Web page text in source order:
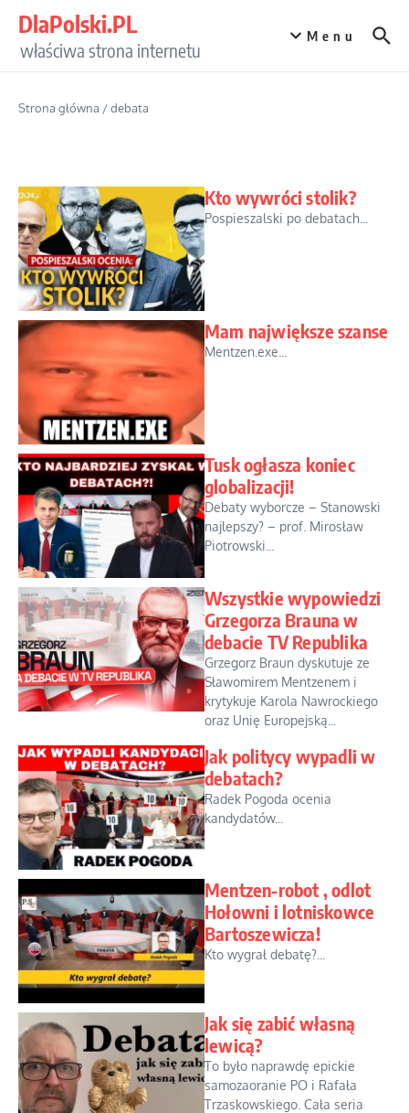
DlaPolski.PL
właściwa strona internetu
Menu
Strona główna /debata
Kto wywróci stolik?
Pospieszalski po debatach...
Mam największe szanse
Mentzen.exe...
Tusk ogłasza koniec
globalizacji!
Debaty wyborcze – Stanowski
najlepszy? – prof. Mirosław
Piotrowski...
Wszystkie wypowiedzi
Grzegorza Brauna w
debacie TV Republika
Grzegorz Braun dyskutuje ze
Sławomirem Mentzenem i
krytykuje Karola Nawrockiego
oraz Unię Europejską...
Jak politycy wypadli w
debatach?
Radek Pogoda ocenia
kandydatów...
Mentzen-robot , odlot
Hołowni i lotniskowce
Bartoszewicza!
Kto wygrał debatę?...
Jak się zabić własną
lewicą?
To było naprawdę epickie
samozaoranie PO i Rafała
Trzaskowskiego. Cała seria